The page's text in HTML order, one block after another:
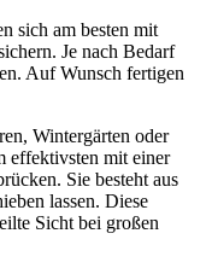
sich am besten mit
Je nach Bedarf
Auf Wunsch fertigen
Wintergärten oder
effektivsten mit einer
Sie besteht aus
lassen. Diese
Sicht bei großen